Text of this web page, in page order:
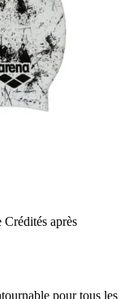
Crédités après
pour tous les